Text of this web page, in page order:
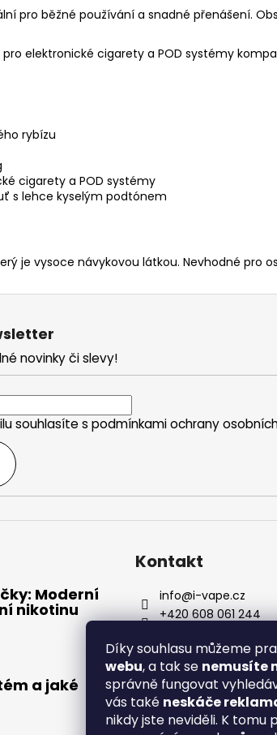
Díky souhlasu můžeme
webu, a tak se nemusíte
správně fungovat
vás také neskáče
nikdy jste neviděli. K tomu
pro běžné používání a snadné přenášení.
pro elektronické cigarety a POD systémy
rybízu
cigarety a POD systémy
s lehce kyselým podtónem
je vysoce návykovou látkou. Nevhodné pro
novinky či slevy!
souhlasíte s podmínkami ochrany
Moderní
nikotinu
a jaké
Kontakt
info@i-vape.cz
+420 608 061 244